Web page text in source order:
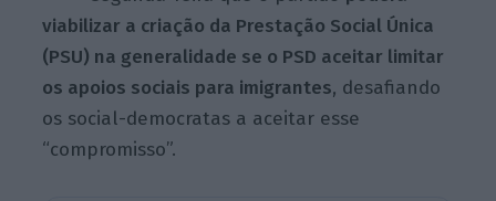
viabilizar a criação da Prestação Social Única
(PSU) na generalidade se o PSD aceitar limitar
os apoios sociais para imigrantes, desafiando
os social-democratas a aceitar esse
“compromisso”.